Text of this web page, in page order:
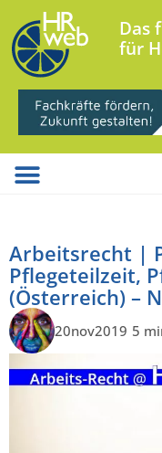
Das
für
Arbeitsrecht |
Pflegeteilzeit,
(Österreich) –
20nov2019 5